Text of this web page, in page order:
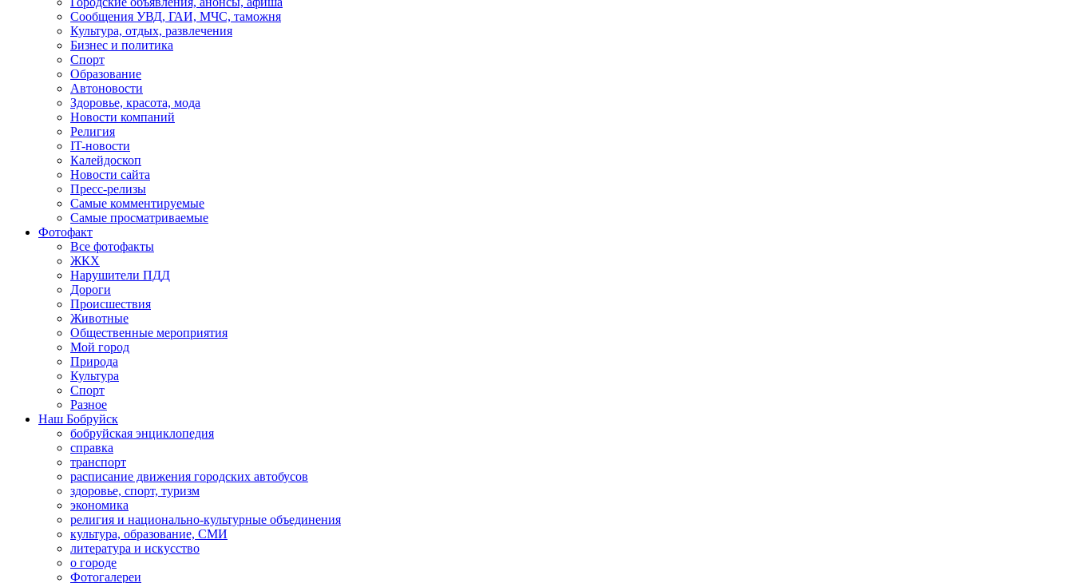
Сообщения УВД, ГАИ, МЧС, таможня
Культура, отдых, развлечения
Бизнес и политика
Спорт
Образование
Автоновости
Здоровье, красота, мода
Новости компаний
Религия
IT-новости
Калейдоскоп
Новости сайта
Пресс-релизы
Самые комментируемые
Самые просматриваемые
Фотофакт
Все фотофакты
ЖКХ
Нарушители ПДД
Дороги
Происшествия
Животные
Общественные мероприятия
Мой город
Природа
Культура
Спорт
Разное
Наш Бобруйск
бобруйская энциклопедия
справка
транспорт
расписание движения городских автобусов
здоровье, спорт, туризм
экономика
религия и национально-культурные объединения
культура, образование, СМИ
литература и искусство
о городе
Фотогалереи